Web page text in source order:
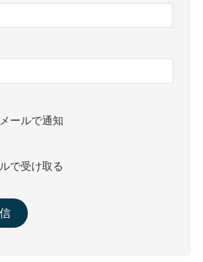
ールで通知
で受け取る